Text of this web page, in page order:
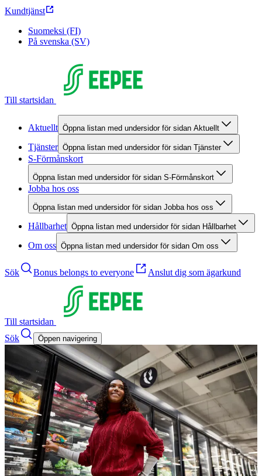
Kundtjänst
Suomeksi (FI)
På svenska (SV)
Till startsidan
Aktuellt Öppna listan med undersidor för sidan Aktuellt
Tjänster Öppna listan med undersidor för sidan Tjänster
S-Förmånskort
Öppna listan med undersidor för sidan S-Förmånskort
Jobba hos oss
Öppna listan med undersidor för sidan Jobba hos oss
Hållbarhet Öppna listan med undersidor för sidan Hållbarhet
Om oss Öppna listan med undersidor för sidan Om oss
Sök Bonus belongs to everyone Anslut dig som ägarkund
Till startsidan
Sök
Öppen navigering